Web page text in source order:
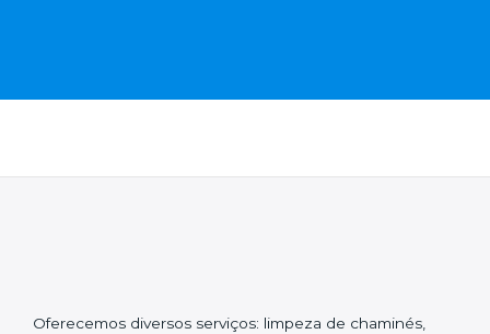
Oferecemos diversos serviços: limpeza de chaminés,